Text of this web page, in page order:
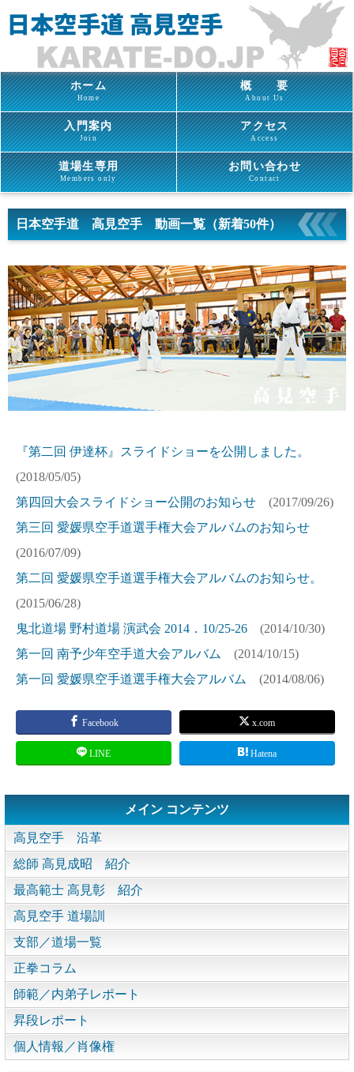
ホーム
Home
概 要
About Us
入門案内
Join
アクセス
Access
道場生専用
Members only
お問い合わせ
Contact
日本空手道 高見空手 動画一覧（新着50件）
『第二回 伊達杯』スライドショーを公開しました。
(2018/05/05)
第四回大会スライドショー公開のお知らせ (2017/09/26)
第三回 愛媛県空手道選手権大会アルバムのお知らせ
(2016/07/09)
第二回 愛媛県空手道選手権大会アルバムのお知らせ。
(2015/06/28)
鬼北道場 野村道場 演武会 2014．10/25-26 (2014/10/30)
第一回 南予少年空手道大会アルバム
(2014/10/15)
第一回 愛媛県空手道選手権大会アルバム
(2014/08/06)
Facebook x.com
LINE Hatena
メイン コンテンツ
高見空手 沿革
総師 高見成昭 紹介
最高範士 高見彰 紹介
高見空手 道場訓
支部／道場一覧
正拳コラム
師範／内弟子レポート
昇段レポート
個人情報／肖像権